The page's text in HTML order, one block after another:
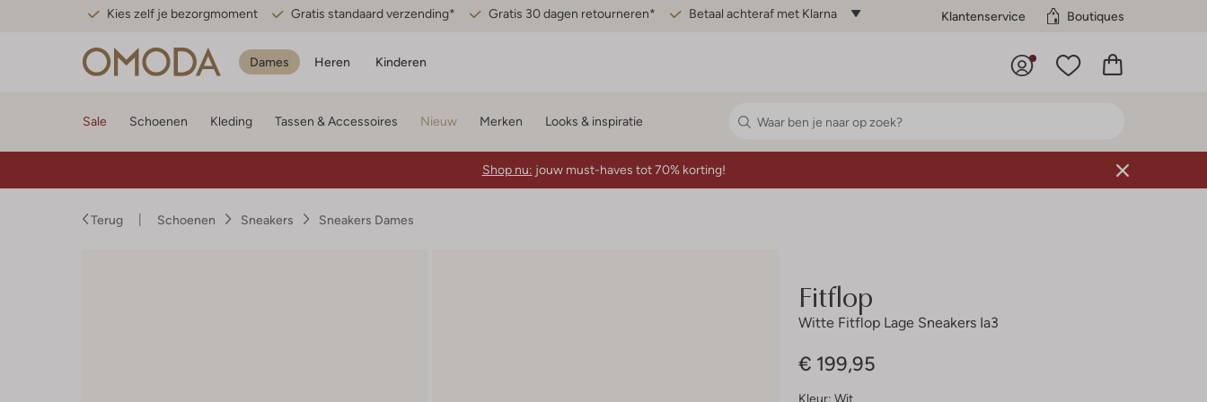
Kies zelf je bezorgmoment Gratis standaard verzending* Gratis 30 dagen retourneren* Betaal achteraf met Klarna Klantenservice Boutiques
Dames Heren Kinderen
Sale Schoenen Kleding Tassen & Accessoires Nieuw Merken Looks & inspiratie
Shop nu: jouw must-haves tot 70% korting!
Terug Schoenen Sneakers Sneakers Dames
Fitflop
Witte Fitflop Lage Sneakers Ia3
€ 199,95
Kleur: Wit